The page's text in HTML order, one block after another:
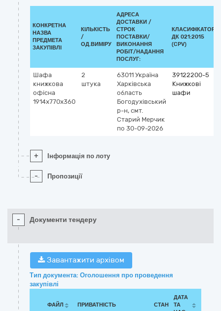
КОНКРЕТНА
НАЗВА
ПРЕДМЕТА
ЗАКУПІВЛІ
КІЛЬКІСТЬ
/
ОД.ВИМІРУ
АДРЕСА
ДОСТАВКИ /
СТРОК
ПОСТАВКИ/
ВИКОНАННЯ
РОБІТ/НАДАННЯ
ПОСЛУГ:
КЛАСИФІКАТОР
ДК 021:2015
(CPV)
Шафа
книжкова
офісна
1914х770х360
2
штука
63011 Україна
Харківська
область
Богодухівський
р-н, смт.
Старий Мерчик
по 30-09-2026
39122200-5
Книжкові
шафи
+ Інформація по лоту
- Пропозиції
- Документи тендеру
Завантажити архівом
Тип документа: Оголошення про проведення
закупівлі
ФАЙЛ ПРИВАТНІСТЬ СТАН
ДАТА
ТА